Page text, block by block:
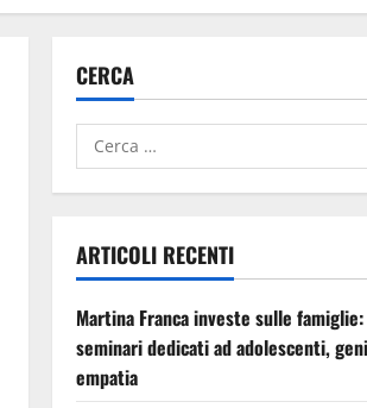
CERCA
ARTICOLI RECENTI
Martina Franca investe sulle
seminari dedicati ad adolescenti,
empatia